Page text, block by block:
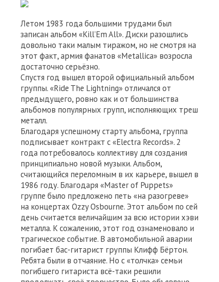
Летом 1983 года большими трудами был
записан альбом «Kill’Em All». Диски разошлись
довольно таки малым тиражом, но не смотря на
этот факт, армия фанатов «Metallica» возросла
достаточно серьёзно.
Спустя год вышел второй официальный альбом
группы. «Ride The Lightning» отличался от
предыдущего, ровно как и от большинства
альбомов популярных групп, исполняющих треш
металл.
Благодаря успешному старту альбома, группа
подписывает контракт с «Electra Records». 2
года потребовалось коллективу для создания
принципиально новой музыки. Альбом,
считающийся переломным в их карьере, вышел в
1986 году. Благодаря «Master of Puppets»
группе было предложено петь «на разогреве»
на концертах Ozzy Osbourne. Этот альбом по сей
день считается величайшим за всю истории хэви
металла. К сожалению, этот год ознаменовало и
трагическое событие. В автомобильной аварии
погибает бас-гитарист группы Клифф Бёртон.
Ребята были в отчаяние. Но с «толчка» семьи
погибшего гитариста всё-таки решили